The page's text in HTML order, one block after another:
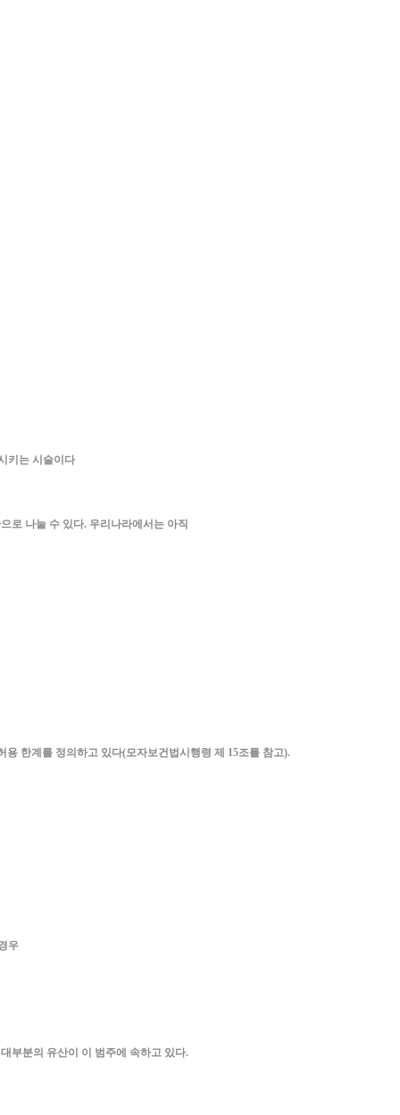
키는 시술이다
로 나눌 수 있다. 우리나라에서는 아직
한계를 정의하고 있다(모자보건법시행령 제 15조를 참고).
우
부분의 유산이 이 범주에 속하고 있다.